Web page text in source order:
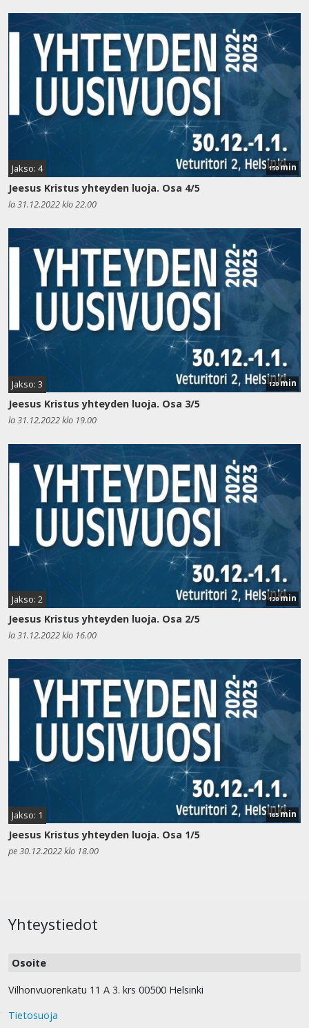
Jakso: 4 150min
Jeesus Kristus yhteyden luoja. Osa 4/5
la 31.12.2022 klo 22.00
Jakso: 3 120min
Jeesus Kristus yhteyden luoja. Osa 3/5
la 31.12.2022 klo 19.00
Jakso: 2 120min
Jeesus Kristus yhteyden luoja. Osa 2/5
la 31.12.2022 klo 16.00
Jakso: 1 165min
Jeesus Kristus yhteyden luoja. Osa 1/5
pe 30.12.2022 klo 18.00
Yhteystiedot
Osoite
Vilhonvuorenkatu 11 A 3. krs 00500 Helsinki
Tietosuoja